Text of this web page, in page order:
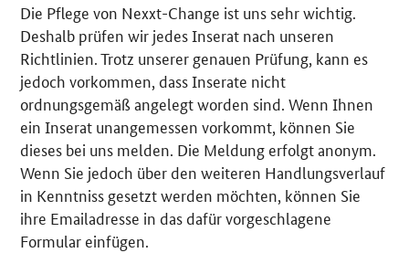
Die Pflege von Nexxt-Change ist uns sehr wichtig.
Deshalb prüfen wir jedes Inserat nach unseren
Richtlinien. Trotz unserer genauen Prüfung, kann es
jedoch vorkommen, dass Inserate nicht
ordnungsgemäß angelegt worden sind. Wenn Ihnen
ein Inserat unangemessen vorkommt, können Sie
dieses bei uns melden. Die Meldung erfolgt anonym.
Wenn Sie jedoch über den weiteren Handlungsverlauf
in Kenntniss gesetzt werden möchten, können Sie
ihre Emailadresse in das dafür vorgeschlagene
Formular einfügen.